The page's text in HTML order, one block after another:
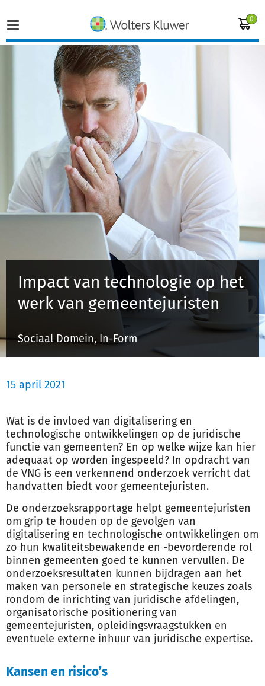
0
Vakgebieden
Actueel
Producten
Opleidingen
Inloggen op de kennisbank
Inloggen
Registreren
Impact van technologie op het
werk van gemeentejuristen
Sociaal Domein, In-Form
15 april 2021
Wat is de invloed van digitalisering en
technologische ontwikkelingen op de juridische
functie van gemeenten? En op welke wijze kan hier
adequaat op worden ingespeeld? In opdracht van
de VNG is een verkennend onderzoek verricht dat
handvatten biedt voor gemeentejuristen.
De onderzoeksrapportage helpt gemeentejuristen
om grip te houden op de gevolgen van
digitalisering en technologische ontwikkelingen om
zo hun kwaliteitsbewakende en -bevorderende rol
binnen gemeenten goed te kunnen vervullen. De
onderzoeksresultaten kunnen bijdragen aan het
maken van personele en strategische keuzes zoals
rondom de inrichting van juridische afdelingen,
organisatorische positionering van
gemeentejuristen, opleidingsvraagstukken en
eventuele externe inhuur van juridische expertise.
Kansen en risico’s